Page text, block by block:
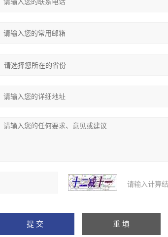
请输入计算